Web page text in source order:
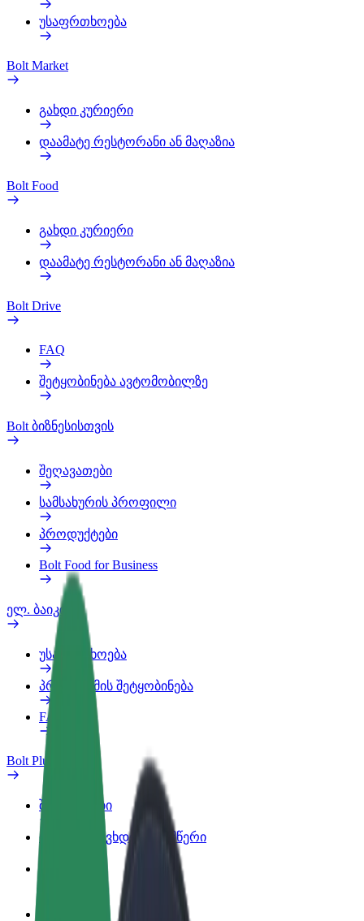
უსაფრთხოება
Bolt Market
გახდი კურიერი
დაამატე რესტორანი ან მაღაზია
Bolt Food
გახდი კურიერი
დაამატე რესტორანი ან მაღაზია
Bolt Drive
FAQ
შეტყობინება ავტომობილზე
Bolt ბიზნესისთვის
შეღავათები
სამსახურის პროფილი
პროდუქტები
Bolt Food for Business
ელ. ბაიკი
უსაფრთხოება
პრობლემის შეტყობინება
FAQ
Bolt Plus
შეღავათები
როგორ გავხდე გამომწერი